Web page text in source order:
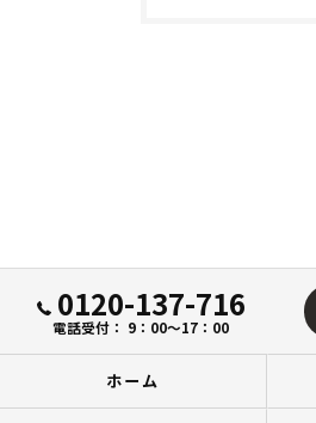
0120-137-716
電話受付： 9：00～17：00
ホーム